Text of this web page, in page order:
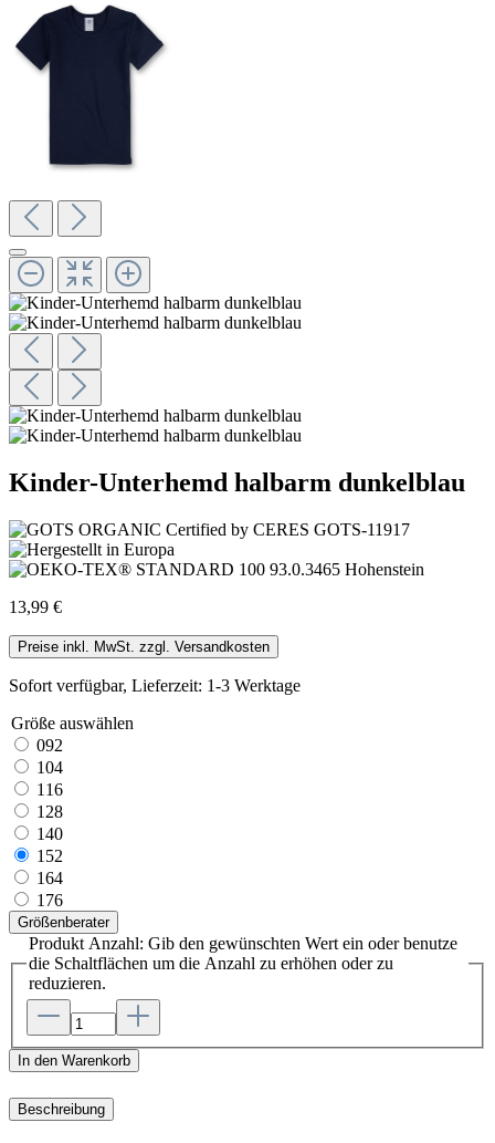
Kinder-Unterhemd halbarm dunkelblau
13,99 €
Preise inkl. MwSt. zzgl. Versandkosten
Sofort verfügbar, Lieferzeit: 1-3 Werktage
Größe auswählen
092
104
116
128
140
152
164
176
Größenberater
Produkt Anzahl: Gib den gewünschten Wert ein oder benutze
die Schaltflächen um die Anzahl zu erhöhen oder zu
reduzieren.
In den Warenkorb
Beschreibung